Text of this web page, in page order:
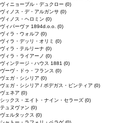
ヴィニョーブル・デュクロー (0)
ヴィノス・デ・アルガンサ (0)
ヴィノス・ヘロミン (0)
ヴィパーヴァ 1894d.o.o. (0)
ヴィラ・ウォルフ (0)
ヴィラ・デッリ・オリミ (0)
ヴィラ・テルリーナ (0)
ヴィラ・ライアーノ (0)
ヴィンテージ・ハウス 1881 (0)
ヴーヴ・ドゥ・フランス (0)
ヴェガ・シシリア (0)
ヴェガ・シシリア / ボデガス・ピンティア (0)
ヴェネア (0)
シックス・エイト・ナイン・セラーズ (0)
テュヌヴァン (0)
ヴェルタックス (0)